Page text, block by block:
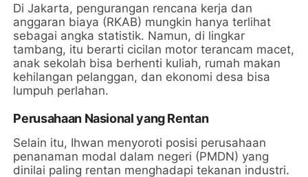
Di Jakarta, pengurangan rencana kerja dan
anggaran biaya (RKAB) mungkin hanya terlihat
sebagai angka statistik. Namun, di lingkar
tambang, itu berarti cicilan motor terancam macet,
anak sekolah bisa berhenti kuliah, rumah makan
kehilangan pelanggan, dan ekonomi desa bisa
lumpuh perlahan.
Perusahaan Nasional yang Rentan
Selain itu, Ihwan menyoroti posisi perusahaan
penanaman modal dalam negeri (PMDN) yang
dinilai paling rentan menghadapi tekanan industri.